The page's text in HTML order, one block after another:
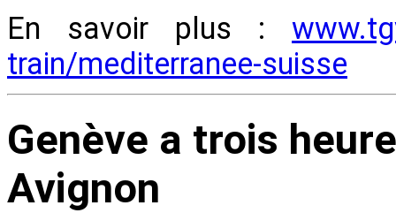
En savoir plus :
train/mediterranee-suisse
Genève a trois
Avignon